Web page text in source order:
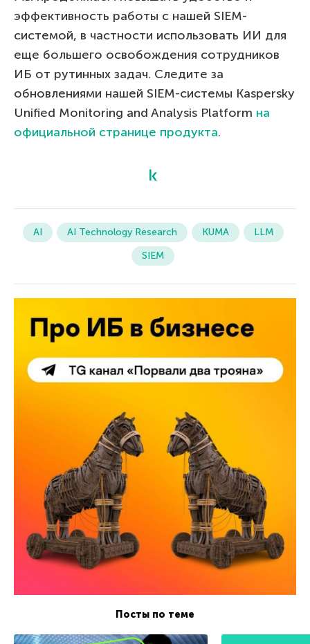
эффективность работы с нашей SIEM-
системой, в частности использовать ИИ для
еще большего освобождения сотрудников
ИБ от рутинных задач. Следите за
обновлениями нашей SIEM-системы Kaspersky
Unified Monitoring and Analysis Platform на
официальной странице продукта.
AI AI Technology Research KUMA
LLM
SIEM
Посты по теме